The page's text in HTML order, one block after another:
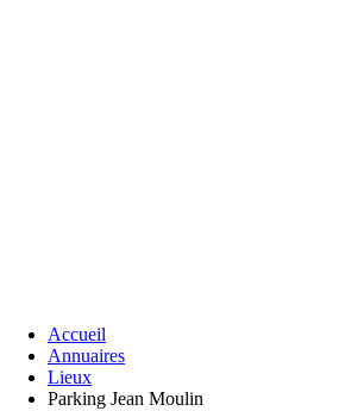
Accueil
Annuaires
Lieux
Parking Jean Moulin